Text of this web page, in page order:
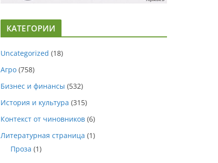
КАТЕГОРИИ
Uncategorized (18)
Агро (758)
Бизнес и финансы (532)
История и культура (315)
Контекст от чиновников (6)
Литературная страница (1)
Проза (1)